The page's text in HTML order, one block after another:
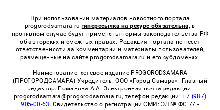
При использовании материалов новостного портала
progorodsamara.ru гиперссылка на ресурс обязательна, в
противном случае будут применены нормы законодательства РФ
об авторских и смежных правах. Редакция портала не несет
ответственности за комментарии и материалы пользователей,
размещенные на сайте progorodsamara.ru и его субдоменах.
Наименование: сетевое издание PROGORODSAMARA
(ПРОГОРОДСАМАРА) Учредитель: ООО «Город Самара». Главный
редактор: Романова А.А. Электронная почта редакции:
progorodsamara@progorodsamara.ru, телефон редакции:+7 (987)
905-00-63 . Свидетельство о регистрации СМИ: ЭЛ № ФС 77 -